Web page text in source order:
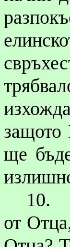
защото
ще
10.
от